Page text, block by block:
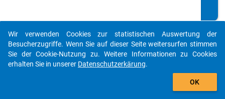
uts
chl
an
auto_stories
add_shopping_cart
Wir verwenden Cookies zur statistischen Auswertung der
Besucherzugriffe. Wenn Sie auf dieser Seite weitersurfen stimmen
Sie der Cookie-Nutzung zu. Weitere Informationen zu Cookies
erhalten Sie in unserer Datenschutzerkärung.
OK